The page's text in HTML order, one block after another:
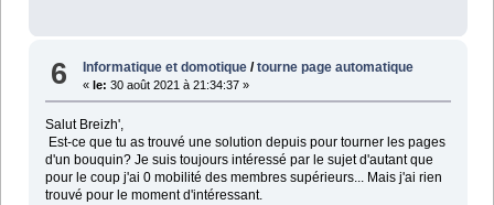
6 Informatique et domotique /tourne page automatique
« le: 30 août 2021 à 21:34:37 »
Salut Breizh',
Est-ce que tu as trouvé une solution depuis pour tourner les pages
d'un bouquin? Je suis toujours intéressé par le sujet d'autant que
pour le coup j'ai 0 mobilité des membres supérieurs... Mais j'ai rien
trouvé pour le moment d'intéressant.